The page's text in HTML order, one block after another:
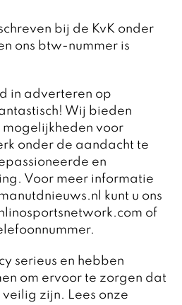
bij de KvK onder
ons btw-nummer is
in adverteren op
Wij bieden
mogelijkheden voor
onder de aandacht te
en
Voor meer informatie
kunt u ons
of
serieus en hebben
om ervoor te zorgen dat
zijn. Lees onze